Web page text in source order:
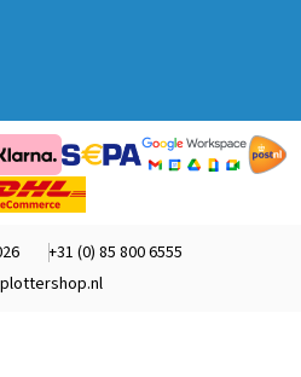
+31 (0) 85 800 6555